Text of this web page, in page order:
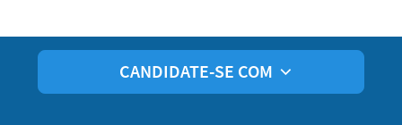
CANDIDATE-SE COM